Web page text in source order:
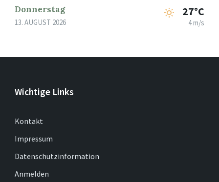
Donnerstag
13. AUGUST 2026
27°C
4 m/s
Wichtige Links
Kontakt
Impressum
Datenschutzinformation
Anmelden